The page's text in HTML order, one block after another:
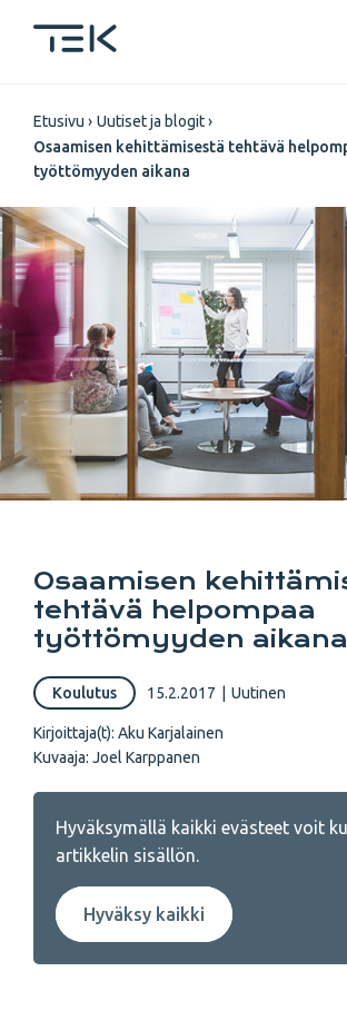
pääsisältöön
Murupolku
Etusivu
Uutiset ja blogit
Osaamisen kehittämisestä tehtävä
työttömyyden aikana
Osaamisen
tehtävä helpompaa
työttömyyden aikana
Koulutus 15.2.2017 Uutinen
Kirjoittaja(t): Aku Karjalainen
Kuvaaja: Joel Karppanen
Hyväksymällä kaikki evästeet voit
artikkelin sisällön.
Hyväksy kaikki